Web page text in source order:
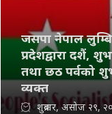
जसपा नेपाल
प्रदेशद्वारा दशैं,
तथा छठ पर्वको
व्यक्त
शुक्रबार, असोज २९,